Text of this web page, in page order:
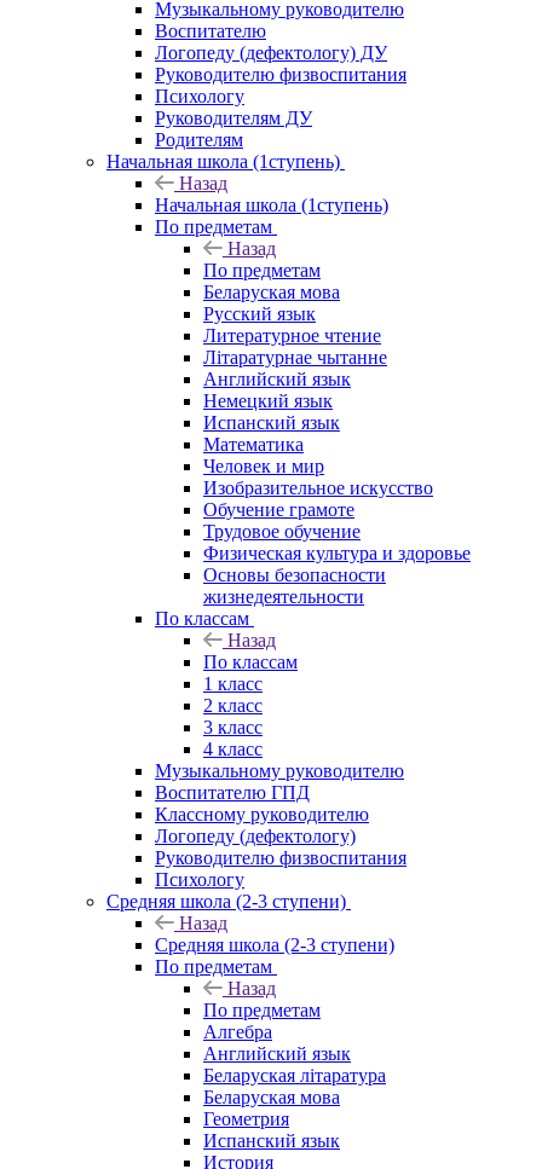
Музыкальному руководителю
Воспитателю
Логопеду (дефектологу) ДУ
Руководителю физвоспитания
Психологу
Руководителям ДУ
Родителям
Начальная школа (1ступень)
Назад
Начальная школа (1ступень)
По предметам
Назад
По предметам
Беларуская мова
Русский язык
Литературное чтение
Літаратурнае чытанне
Английский язык
Немецкий язык
Испанский язык
Математика
Человек и мир
Изобразительное искусство
Обучение грамоте
Трудовое обучение
Физическая культура и здоровье
Основы безопасности
жизнедеятельности
По классам
Назад
По классам
1 класс
2 класс
3 класс
4 класс
Музыкальному руководителю
Воспитателю ГПД
Классному руководителю
Логопеду (дефектологу)
Руководителю физвоспитания
Психологу
Средняя школа (2-3 ступени)
Назад
Средняя школа (2-3 ступени)
По предметам
Назад
По предметам
Алгебра
Английский язык
Беларуская літаратура
Беларуская мова
Геометрия
Испанский язык
История